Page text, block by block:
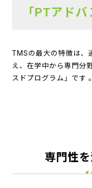
「PTアド
TMSの最大の特徴は、
え、在学中から専門分
スドプログラム」です 。
専門性